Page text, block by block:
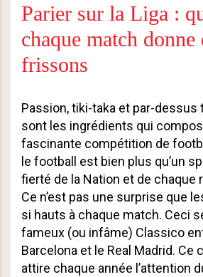
Parier sur la Liga :
chaque match donne
frissons
Passion, tiki-taka et par-dessus
sont les ingrédients qui
fascinante compétition de
le football est bien plus qu’un
fierté de la Nation et de chaque
Ce n’est pas une surprise que
si hauts à chaque match. Ceci
fameux (ou infâme) Classico
Barcelona et le Real Madrid. Ce
attire chaque année l’attention